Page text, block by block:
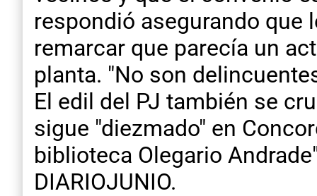
respondió asegurando que
remarcar que parecía un
planta. "No son
El edil del PJ también se
sigue "diezmado" en
biblioteca Olegario
DIARIOJUNIO.